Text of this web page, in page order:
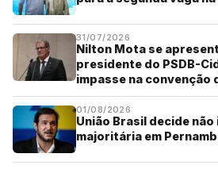
31/07/2026
Nilton Mota se
presidente do PSDB-
impasse na convenção
01/08/2026
União Brasil decide
majoritária em